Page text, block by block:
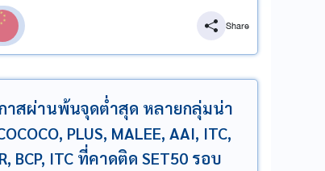
Share
กาสผ่านพ้นจุดต่ำสุด หลายกลุ่มน่า
PLUS, MALEE, AAI, ITC,
BCP, ITC ที่คาดติด SET50 รอบ